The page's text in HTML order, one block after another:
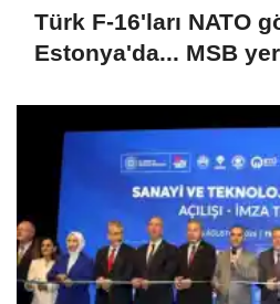
Türk F-16'ları NATO
Estonya'da... MSB